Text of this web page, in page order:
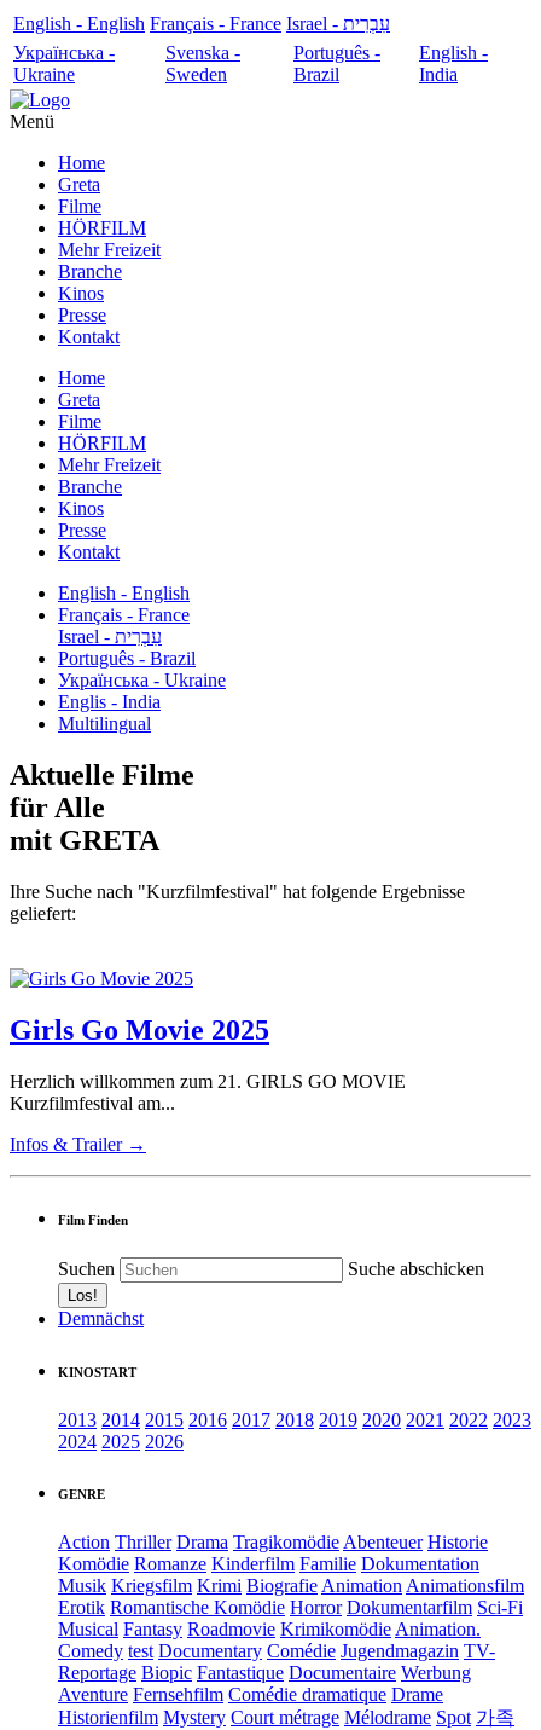
English - English Français - France
עִבְרִית - Israel
Українська -
Ukraine
Svenska -
Sweden
Português -
Brazil
English -
India
Menü
Home
Greta
Filme
HÖRFILM
Mehr Freizeit
Branche
Kinos
Presse
Kontakt
Home
Greta
Filme
HÖRFILM
Mehr Freizeit
Branche
Kinos
Presse
Kontakt
English - English
Français - France
עִבְרִית - Israel
Português - Brazil
Українська - Ukraine
Englis - India
Multilingual
Aktuelle Filme
für Alle
mit GRETA
Ihre Suche nach "Kurzfilmfestival" hat folgende Ergebnisse
geliefert:
Girls Go Movie 2025
Herzlich willkommen zum 21. GIRLS GO MOVIE
Kurzfilmfestival am...
Infos & Trailer →
Film Finden
Suchen Suche abschicken
Demnächst
KINOSTART
2013 2014 2015 2016 2017 2018 2019 2020 2021 2022 2023
2024 2025 2026
GENRE
Action Thriller Drama TragikomödieAbenteuer Historie
Komödie Romanze Kinderfilm Familie Dokumentation
Musik Kriegsfilm Krimi BiografieAnimationAnimationsfilm
Erotik Romantische Komödie Horror Dokumentarfilm Sci-Fi
Musical Fantasy Roadmovie KrimikomödieAnimation.
Comedy test Documentary Comédie Jugendmagazin TV-
Reportage Biopic Fantastique Documentaire Werbung
Aventure Fernsehfilm Comédie dramatique Drame
Historienfilm Mystery Court métrage Mélodrame Spot 가족